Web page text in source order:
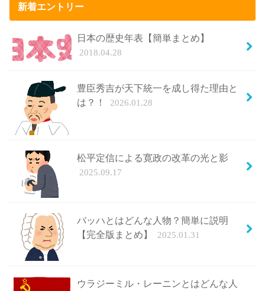
新着エントリー
日本の歴史年表【簡単まとめ】
2018.04.28
豊臣秀吉が天下統一を成し得た理由と
は？！
2026.01.28
松平定信による寛政の改革の光と影
2025.09.17
バッハとはどんな人物？簡単に説明
【完全版まとめ】
2025.01.31
ウラジーミル・レーニンとはどんな人